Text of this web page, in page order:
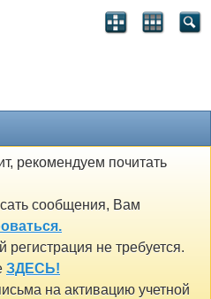
рекомендуем почитать
сообщения, Вам
не требуется.
ЗДЕСЬ!
на активацию учетной